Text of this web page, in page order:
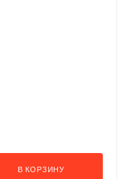
В КОРЗИНУ